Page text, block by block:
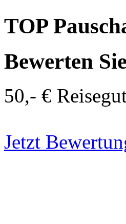
TOP
Bewerten
50,- €
Jetzt